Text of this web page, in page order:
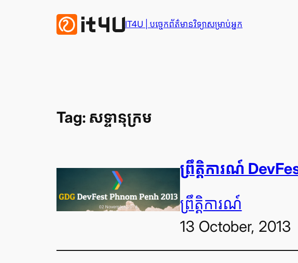
IT4U | បច្ចេក​ព័ត៌មានវិទ្យា​សម្រាប់​អ្នក
Tag: សទ្ទានុក្រម
ព្រឹត្តិការណ៍
ព្រឹត្តិការណ៍
13 October, 2013